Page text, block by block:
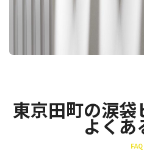
東京田町の涙袋
よくあ
FAQ